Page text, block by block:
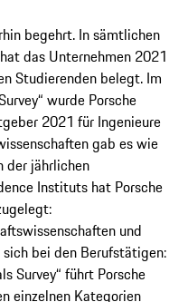
begehrt. In sämtlichen
das Unternehmen 2021
Studierenden belegt. Im
wurde Porsche
2021 für Ingenieure
gab es wie
der jährlichen
­Instituts hat Porsche
und
bei den Berufstätigen:
Survey“ führt Porsche
einzelnen Kategorien